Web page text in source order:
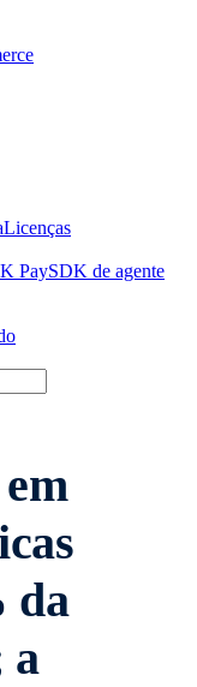
Licenças
PaySDK de agente
da
a